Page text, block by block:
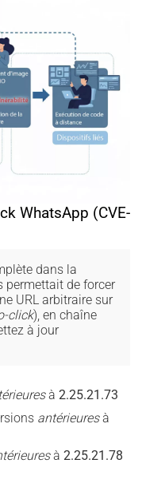
WhatsApp (CVE-
dans la
permettait de forcer
URL arbitraire sur
click), en chaîne
à jour
à 2.25.21.73
antérieuresà
à 2.25.21.78